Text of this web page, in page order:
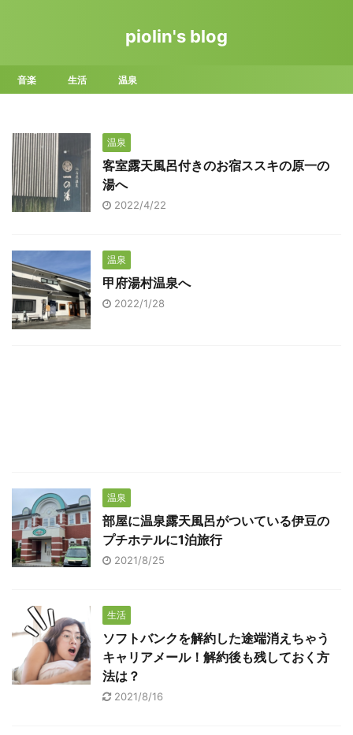
piolin's blog
音楽 生活 温泉
温泉
客室露天風呂付きのお宿ススキの原一の
湯へ
2022/4/22
温泉
甲府湯村温泉へ
2022/1/28
温泉
部屋に温泉露天風呂がついている伊豆の
プチホテルに1泊旅行
2021/8/25
生活
ソフトバンクを解約した途端消えちゃう
キャリアメール！解約後も残しておく方
法は？
2021/8/16